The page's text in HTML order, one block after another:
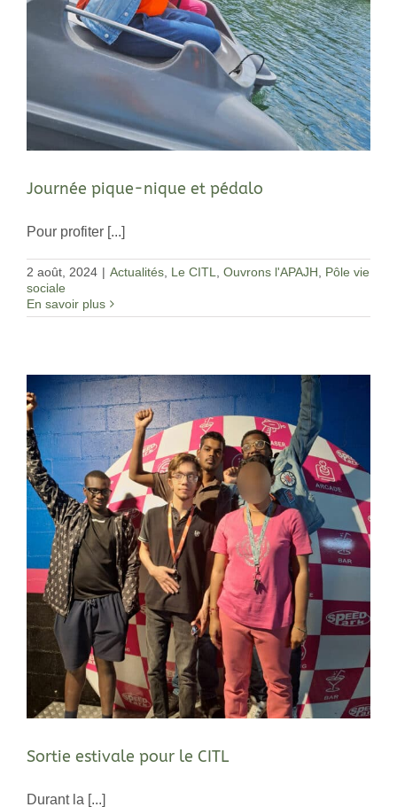
Journée pique-nique et pédalo
Pour profiter [...]
2 août, 2024 | Actualités Le CITL Ouvrons l'APAJH
Pôle vie
sociale
En savoir plus
Sortie estivale pour le CITL
Durant la [...]